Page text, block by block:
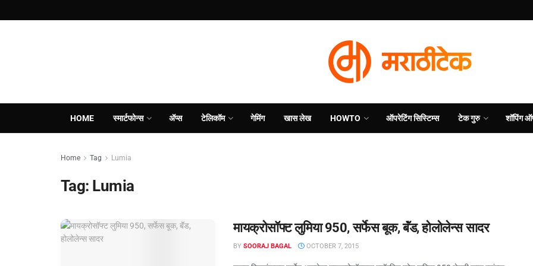
HOME स्मार्टफोन्स ॲप्स टेलिकॉम गेमिंग खास लेख HOWTO ऑपरेटिंग सिस्टिम्स टेक गुरु शॉपिंग
Home Tag Lumia
Tag: Lumia
मायक्रोसॉफ्ट लुमिया 950, सर्फेस बूक, बॅंड, होलोलेन्स सादर
BY SOORAJ BAGAL OCTOBER 7, 2015